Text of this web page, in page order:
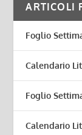
ARTICOLI
Foglio
Calendario
Foglio
Calendario